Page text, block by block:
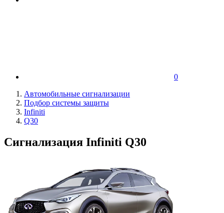
0
Автомобильные сигнализации
Подбор системы защиты
Infiniti
Q30
Сигнализация Infiniti Q30